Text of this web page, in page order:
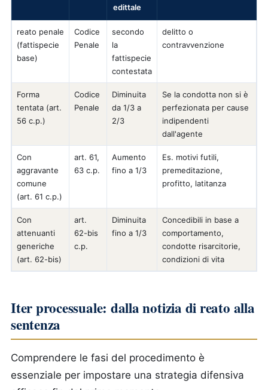
edittale
reato penale
(fattispecie
base)
Codice
Penale
secondo
la
fattispecie
contestata
delitto o
contravvenzione
Forma
tentata (art.
56 c.p.)
Codice
Penale
Diminuita
da 1/3 a
2/3
Se la condotta non si è
perfezionata per cause
indipendenti
dall'agente
Con
aggravante
comune
(art. 61 c.p.)
art. 61,
63 c.p.
Aumento
fino a 1/3
Es. motivi futili,
premeditazione,
profitto, latitanza
Con
attenuanti
generiche
(art. 62-bis)
art.
62-bis
c.p.
Diminuita
fino a 1/3
Concedibili in base a
comportamento,
condotte risarcitorie,
condizioni di vita
Iter processuale: dalla notizia di reato alla
sentenza
Comprendere le fasi del procedimento è
essenziale per impostare una strategia difensiva